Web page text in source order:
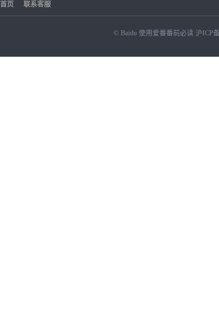
首页 联系客服
© Baidu 使用爱番番前必读 沪ICP